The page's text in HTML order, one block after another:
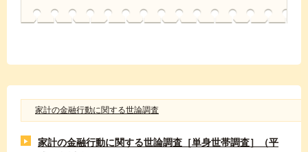
家計の金融行動に関する世論調査
家計の金融行動に関する世論調査［単身世帯調査］（平